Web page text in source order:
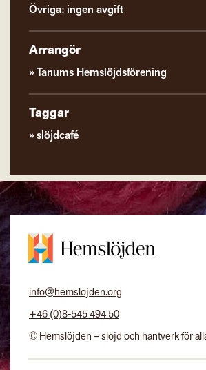
Övriga: ingen avgift
Arrangör
Tanums Hemslöjdsförening
Taggar
slöjdcafé
info@hemslojden.org
+46 (0)8-545 494 50
© Hemslöjden – slöjd och hantverk för